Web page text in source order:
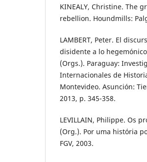
KINEALY, Christine. The
rebellion. Houndmills:
LAMBERT, Peter. El
disidente a lo
(Orgs.). Paraguay:
Internacionales de
Montevideo. Asunción:
2013, p. 345-358.
LEVILLAIN, Philippe. Os
(Org.). Por uma história
FGV, 2003.